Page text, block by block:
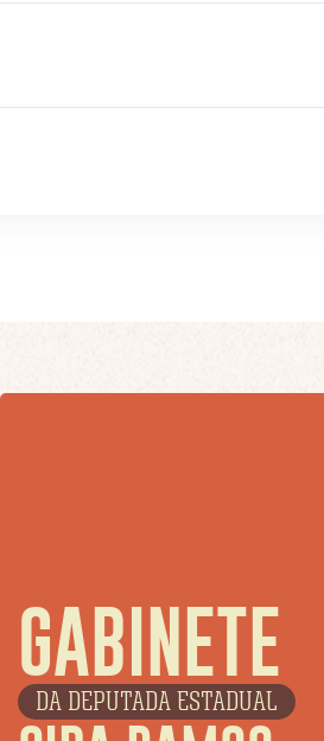
GABINETE
DA DEPUTADA ESTADUAL